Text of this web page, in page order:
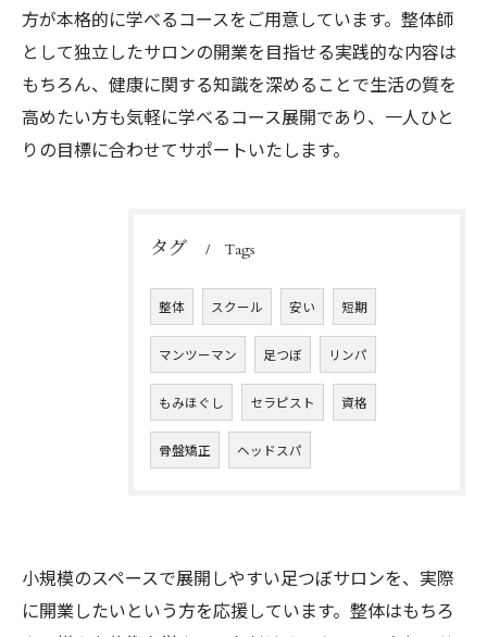
方が本格的に学べるコースをご用意しています。整体師
として独立したサロンの開業を目指せる実践的な内容は
もちろん、健康に関する知識を深めることで生活の質を
高めたい方も気軽に学べるコース展開であり、一人ひと
りの目標に合わせてサポートいたします。
タグ Tags
整体 スクール 安い 短期
マンツーマン 足つぼ リンパ
もみほぐし セラピスト 資格
骨盤矯正 ヘッドスパ
小規模のスペースで展開しやすい足つぼサロンを、実際
に開業したいという方を応援しています。整体はもちろ